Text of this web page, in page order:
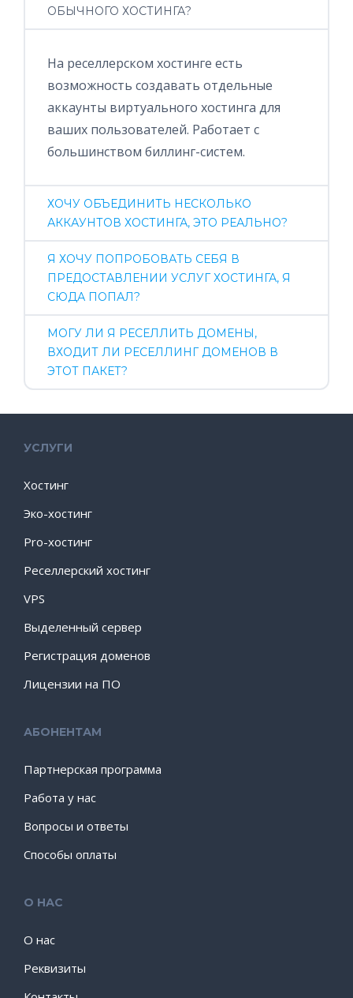
ОБЫЧНОГО ХОСТИНГА?
На реселлерском хостинге есть
возможность создавать отдельные
аккаунты виртуального хостинга для
ваших пользователей. Работает с
большинством биллинг-систем.
ХОЧУ ОБЪЕДИНИТЬ НЕСКОЛЬКО
АККАУНТОВ ХОСТИНГА, ЭТО РЕАЛЬНО?
Я ХОЧУ ПОПРОБОВАТЬ СЕБЯ В
ПРЕДОСТАВЛЕНИИ УСЛУГ ХОСТИНГА, Я
СЮДА ПОПАЛ?
МОГУ ЛИ Я РЕСЕЛЛИТЬ ДОМЕНЫ,
ВХОДИТ ЛИ РЕСЕЛЛИНГ ДОМЕНОВ В
ЭТОТ ПАКЕТ?
УСЛУГИ
Хостинг
Эко-хостинг
Pro-хостинг
Реселлерский хостинг
VPS
Выделенный сервер
Регистрация доменов
Лицензии на ПО
АБОНЕНТАМ
Партнерская программа
Работа у нас
Вопросы и ответы
Способы оплаты
О НАС
О нас
Реквизиты